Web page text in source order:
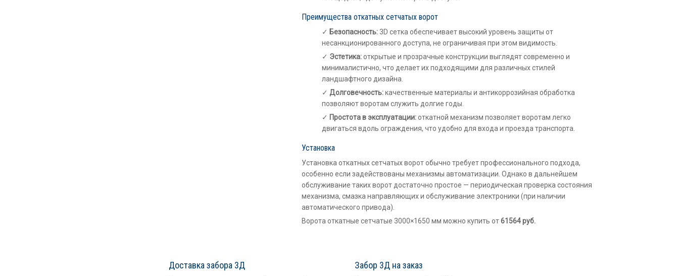
Преимущества откатных сетчатых ворот
Безопасность: 3D сетка обеспечивает высокий уровень защиты от
несанкционированного доступа, не ограничивая при этом видимость.
Эстетика:открытые и прозрачные конструкции выглядят современно и
минималистично, что делает их подходящими для различных стилей
ландшафтного дизайна.
Долговечность:качественные материалы и антикоррозийная обработка
позволяют воротам служить долгие годы.
Простота в эксплуатации:откатной механизм позволяет воротам легко
двигаться вдоль ограждения, что удобно для входа и проезда транспорта.
Установка
Установка откатных сетчатых ворот обычно требует профессионального подхода,
особенно если задействованы механизмы автоматизации. Однако в дальнейшем
обслуживание таких ворот достаточно простое — периодическая проверка состояния
механизма, смазка направляющих и обслуживание электроники (при наличии
автоматического привода).
Ворота откатные сетчатые 3000×1650 мм можно купить от61564 руб.
Доставка забора 3Д Забор 3Д на заказ